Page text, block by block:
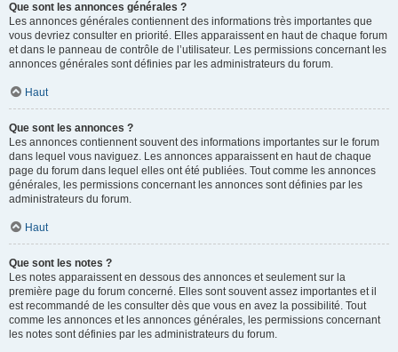
Que sont les annonces générales ?
Les annonces générales contiennent des informations très importantes que
vous devriez consulter en priorité. Elles apparaissent en haut de chaque forum
et dans le panneau de contrôle de l’utilisateur. Les permissions concernant les
annonces générales sont définies par les administrateurs du forum.
Haut
Que sont les annonces ?
Les annonces contiennent souvent des informations importantes sur le forum
dans lequel vous naviguez. Les annonces apparaissent en haut de chaque
page du forum dans lequel elles ont été publiées. Tout comme les annonces
générales, les permissions concernant les annonces sont définies par les
administrateurs du forum.
Haut
Que sont les notes ?
Les notes apparaissent en dessous des annonces et seulement sur la
première page du forum concerné. Elles sont souvent assez importantes et il
est recommandé de les consulter dès que vous en avez la possibilité. Tout
comme les annonces et les annonces générales, les permissions concernant
les notes sont définies par les administrateurs du forum.